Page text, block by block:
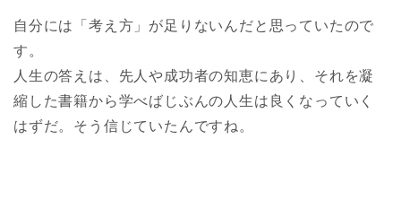
自分には「考え方」が足りないんだと思っていたので
す。
人生の答えは、先人や成功者の知恵にあり、それを凝
縮した書籍から学べばじぶんの人生は良くなっていく
はずだ。そう信じていたんですね。